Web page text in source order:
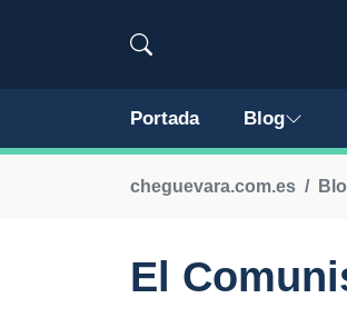
Portada Blog
cheguevara.com.es
El